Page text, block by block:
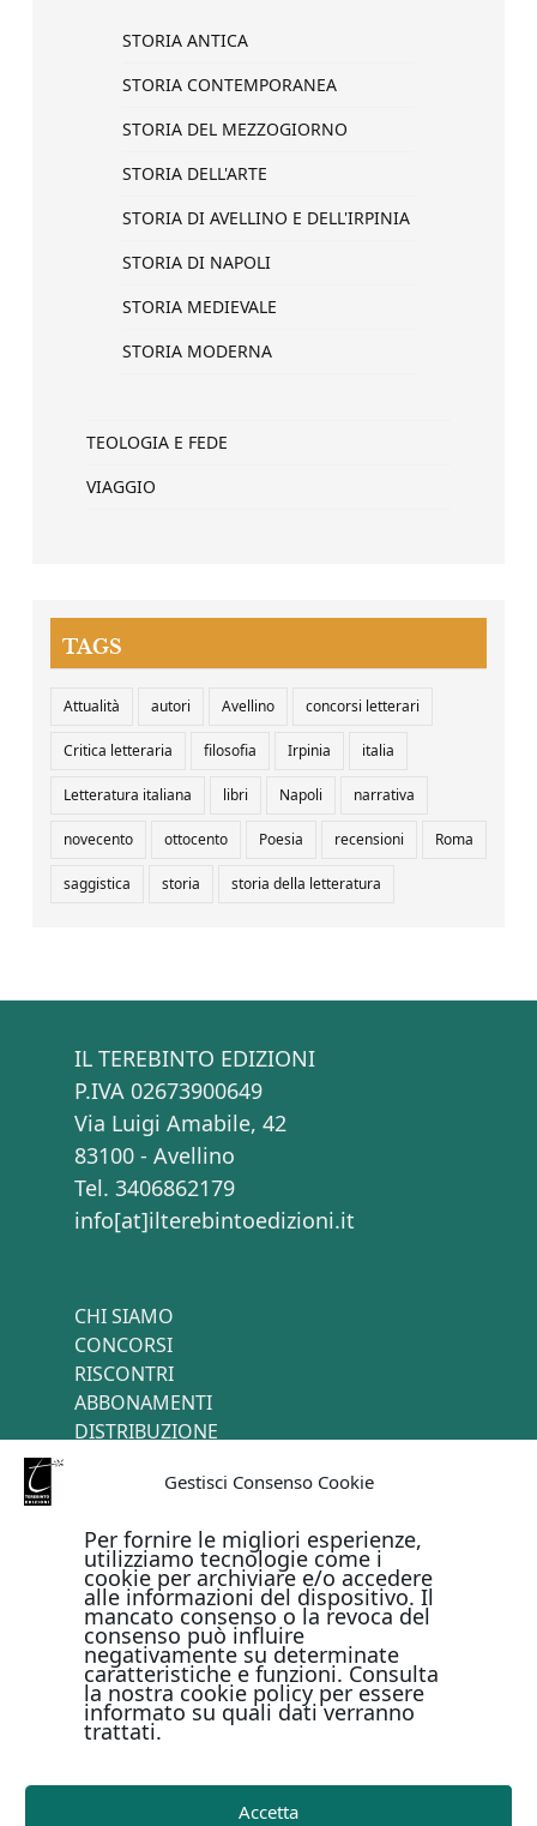
Gestisci Consenso Cookie
Per fornire le migliori esperienze,
utilizziamo tecnologie come i
cookie per archiviare e/o accedere
alle informazioni del dispositivo. Il
mancato consenso o la revoca del
consenso può influire
negativamente su determinate
caratteristiche e funzioni. Consulta
la nostra cookie policy per essere
informato su quali dati verranno
trattati.
Accetta
STORIA ANTICA
STORIA CONTEMPORANEA
STORIA DEL MEZZOGIORNO
STORIA DELL'ARTE
STORIA DI AVELLINO E DELL'IRPINIA
STORIA DI NAPOLI
STORIA MEDIEVALE
STORIA MODERNA
TEOLOGIA E FEDE
VIAGGIO
TAGS
Attualità autori Avellino concorsi letterari
Critica letteraria filosofia Irpinia italia
Letteratura italiana libri Napoli narrativa
novecento ottocento Poesia recensioni Roma
saggistica storia storia della letteratura
IL TEREBINTO EDIZIONI
P.IVA 02673900649
Via Luigi Amabile, 42
83100 - Avellino
Tel. 3406862179
info[at]ilterebintoedizioni.it
CHI SIAMO
CONCORSI
RISCONTRI
ABBONAMENTI
DISTRIBUZIONE
PAGAMENTI ONLINE CON
Metodi di pagamento